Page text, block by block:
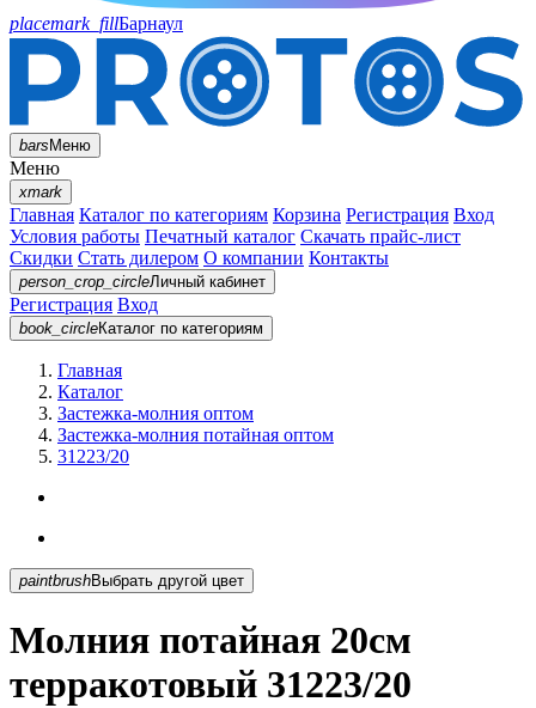
placemark_fillБарнаул
barsМеню
Меню
xmark
Главная Каталог по категориям Корзина Регистрация Вход
Условия работы Печатный каталог Скачать прайс-лист
Скидки Стать дилером О компании Контакты
person_crop_circleЛичный кабинет
Регистрация Вход
book_circleКаталог по категориям
Главная
Каталог
Застежка-молния оптом
Застежка-молния потайная оптом
31223/20
paintbrush Выбрать другой цвет
Молния потайная 20см
терракотовый 31223/20